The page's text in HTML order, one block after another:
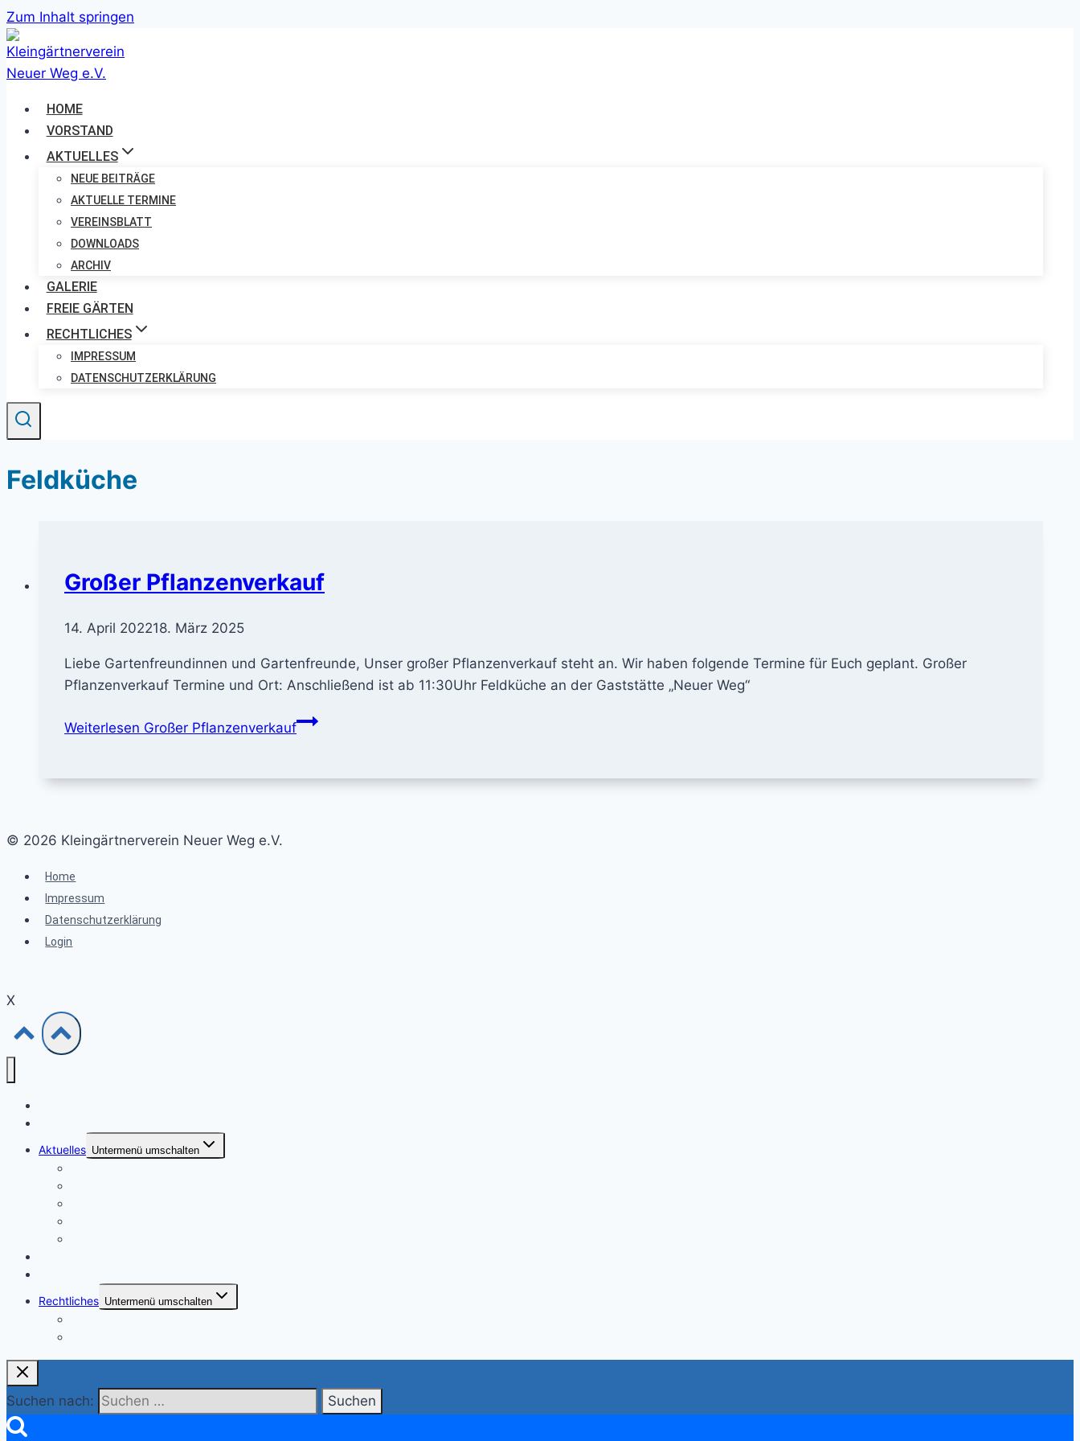
Zum Inhalt springen
HOME
VORSTAND
AKTUELLES
NEUE BEITRÄGE
AKTUELLE TERMINE
VEREINSBLATT
DOWNLOADS
ARCHIV
GALERIE
FREIE GÄRTEN
RECHTLICHES
IMPRESSUM
DATENSCHUTZERKLÄRUNG
Feldküche
Großer Pflanzenverkauf
14. April 202218. März 2025
Liebe Gartenfreundinnen und Gartenfreunde, Unser großer Pflanzenverkauf steht an. Wir haben folgende Termine für Euch geplant. Großer
Pflanzenverkauf Termine und Ort: Anschließend ist ab 11:30Uhr Feldküche an der Gaststätte „Neuer Weg“
Weiterlesen Großer Pflanzenverkauf
© 2026 Kleingärtnerverein Neuer Weg e.V.
Home
Impressum
Datenschutzerklärung
Login
X
Aktuelles Untermenü umschalten
Rechtliches Untermenü umschalten
Suchen nach: